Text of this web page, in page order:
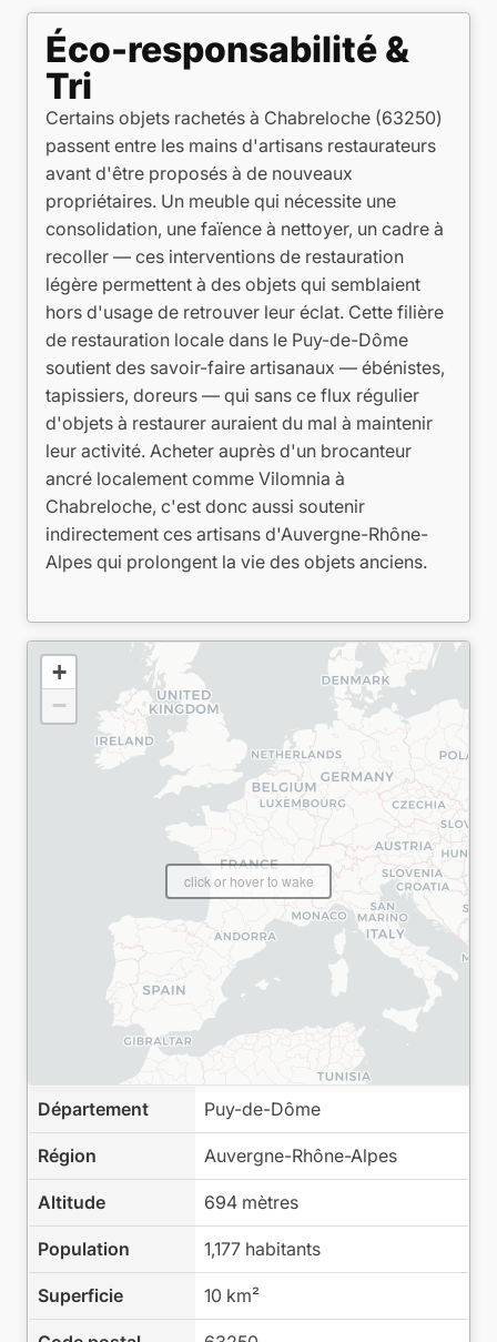
Éco-responsabilité &
Tri
Certains objets rachetés à Chabreloche (63250)
passent entre les mains d'artisans restaurateurs
avant d'être proposés à de nouveaux
propriétaires. Un meuble qui nécessite une
consolidation, une faïence à nettoyer, un cadre à
recoller — ces interventions de restauration
légère permettent à des objets qui semblaient
hors d'usage de retrouver leur éclat. Cette filière
de restauration locale dans le Puy-de-Dôme
soutient des savoir-faire artisanaux — ébénistes,
tapissiers, doreurs — qui sans ce flux régulier
d'objets à restaurer auraient du mal à maintenir
leur activité. Acheter auprès d'un brocanteur
ancré localement comme Vilomnia à
Chabreloche, c'est donc aussi soutenir
indirectement ces artisans d'Auvergne-Rhône-
Alpes qui prolongent la vie des objets anciens.
+
−
click or hover to wake
Département Puy-de-Dôme
Région Auvergne-Rhône-Alpes
Altitude 694 mètres
Population 1,177 habitants
Superficie 10 km²